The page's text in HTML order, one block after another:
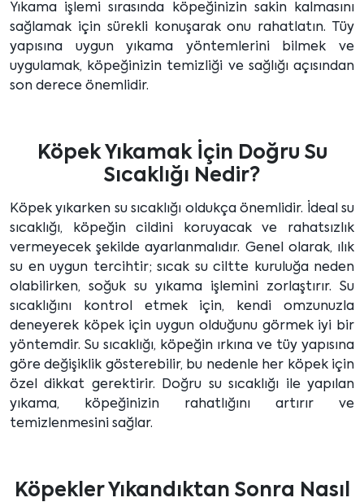
Yıkama işlemi sırasında köpeğinizin sakin kalmasını
sağlamak için sürekli konuşarak onu rahatlatın. Tüy
yapısına uygun yıkama yöntemlerini bilmek ve
uygulamak, köpeğinizin temizliği ve sağlığı açısından
son derece önemlidir.
Köpek Yıkamak İçin Doğru Su
Sıcaklığı Nedir?
Köpek yıkarken su sıcaklığı oldukça önemlidir. İdeal su
sıcaklığı, köpeğin cildini koruyacak ve rahatsızlık
vermeyecek şekilde ayarlanmalıdır. Genel olarak, ılık
su en uygun tercihtir; sıcak su ciltte kuruluğa neden
olabilirken, soğuk su yıkama işlemini zorlaştırır. Su
sıcaklığını kontrol etmek için, kendi omzunuzla
deneyerek köpek için uygun olduğunu görmek iyi bir
yöntemdir. Su sıcaklığı, köpeğin ırkına ve tüy yapısına
göre değişiklik gösterebilir, bu nedenle her köpek için
özel dikkat gerektirir. Doğru su sıcaklığı ile yapılan
yıkama, köpeğinizin rahatlığını artırır ve
temizlenmesini sağlar.
Köpekler Yıkandıktan Sonra Nasıl